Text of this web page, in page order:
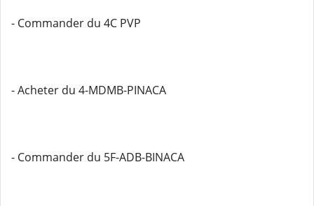
- Commander du 4C PVP
- Acheter du 4-MDMB-PINACA
- Commander du 5F-ADB-BINACA